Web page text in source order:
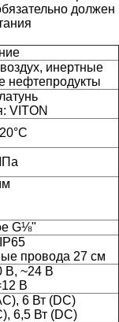
должен
инертные
нефтепродукты
VITON
G⅛"
провода 27 см
В, ~24 В
В
6 Вт (DC)
6,5 Вт (DC)